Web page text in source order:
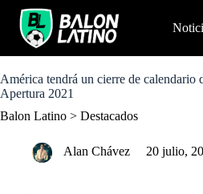
o
c
n
América tendrá un cierre de calendario
Apertura 2021
Balon Latino > Destacados
Alan Chávez 20 julio,